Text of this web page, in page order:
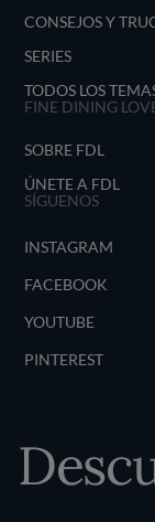
CONSEJOS Y
SERIES
TODOS LOS
FINE DINING
SOBRE FDL
ÚNETE A FDL
SÍGUENOS
INSTAGRAM
FACEBOOK
YOUTUBE
PINTEREST